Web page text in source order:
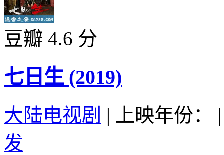
豆瓣 4.6 分
七日生 (2019)
大陆电视剧 | 上映年份：
|
发